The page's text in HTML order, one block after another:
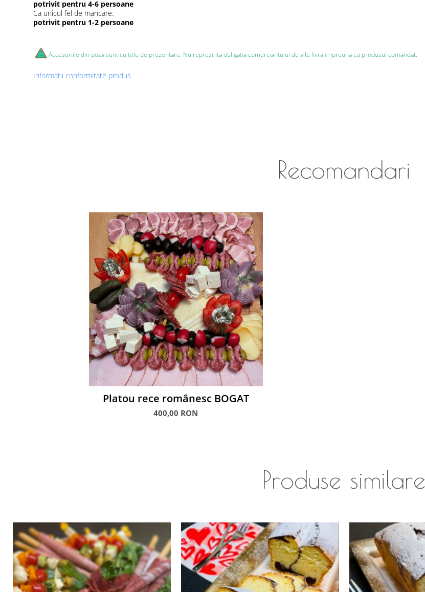
potrivit pentru 4-6 persoane
Ca unicul fel de mancare:
potrivit pentru 1-2 persoane
Accesoriile din poza sunt cu titlu de prezentare. Nu reprezinta obligatia comerciantului de a le livra impreuna cu produsul comandat.
Informatii conformitate produs
Recomandari
Platou rece românesc BOGAT
400,00 RON
Produse similare